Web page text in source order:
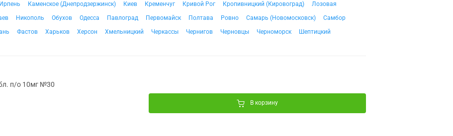
Ирпень Каменское (Днепродзержинск) Киев Кременчуг Кривой Рог Кропивницкий (Кировоград)
Лозовая
Никополь Обухов Одесса Павлоград Первомайск Полтава Ровно Самарь (Новомосковск)
Самбор
Фастов Харьков Херсон Хмельницкий Черкассы Чернигов Черновцы Черноморск Шептицкий
п/о 10мг №30
В корзину